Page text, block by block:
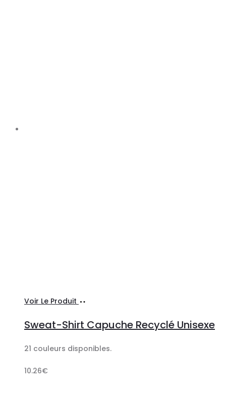
Voir Le Produit
panier
Sweat-Shirt Capuche Recyclé Unisexe
21 couleurs disponibles.
10.26€